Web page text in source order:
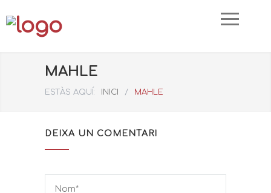
MAHLE
ESTÀS AQUÍ: INICI / MAHLE
DEIXA UN COMENTARI